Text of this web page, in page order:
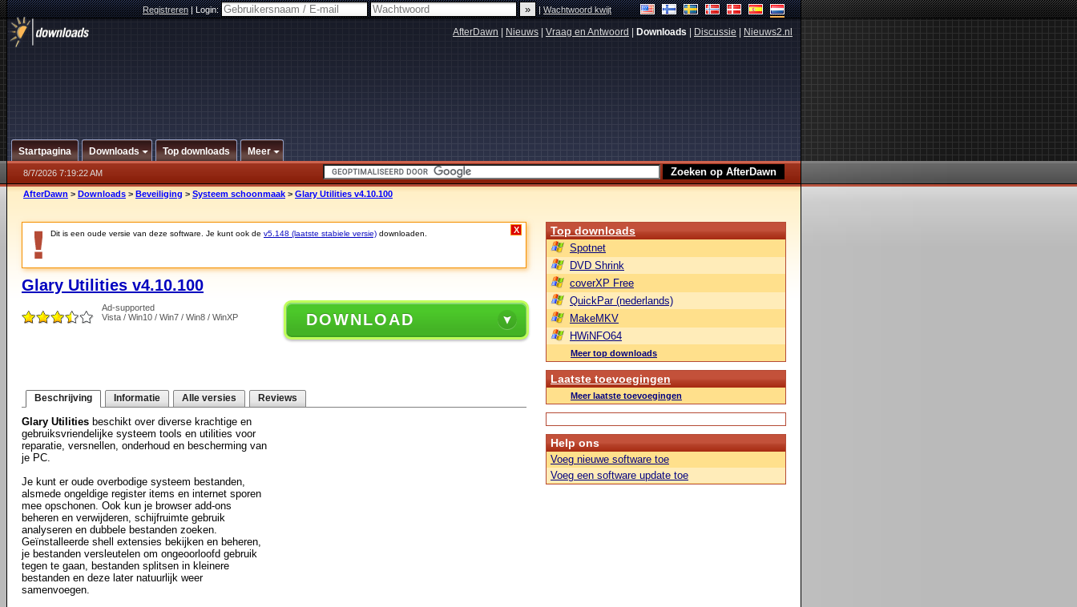
Registreren|Login: |Wachtwoord kwijt
AfterDawn Nieuws Vraag en Antwoord Downloads Discussie Nieuws2.nl
Startpagina Downloads Top downloads Meer
8/7/2026 7:19:22 AM
AfterDawn > Downloads > Beveiliging > Systeem schoonmaak > Glary Utilities v4.10.100
Dit is een oude versie van deze software. Je kunt ook de v5.148 (laatste stabiele versie) downloaden. X
Glary Utilities v4.10.100
Ad-supported
Vista / Win10 / Win7 / Win8 / WinXP
DOWNLOAD
Beschrijving Informatie Alle versies Reviews
Glary Utilities beschikt over diverse krachtige en
gebruiksvriendelijke systeem tools en utilities voor
reparatie, versnellen, onderhoud en bescherming van
je PC.
Je kunt er oude overbodige systeem bestanden,
alsmede ongeldige register items en internet sporen
mee opschonen. Ook kun je browser add-ons
beheren en verwijderen, schijfruimte gebruik
analyseren en dubbele bestanden zoeken.
Geïnstalleerde shell extensies bekijken en beheren,
je bestanden versleutelen om ongeoorloofd gebruik
tegen te gaan, bestanden splitsen in kleinere
bestanden en deze later natuurlijk weer
samenvoegen.
Top downloads
Spotnet
DVD Shrink
coverXP Free
QuickPar (nederlands)
MakeMKV
HWiNFO64
Meer top downloads
Laatste toevoegingen
Meer laatste toevoegingen
Help ons
Voeg nieuwe software toe
Voeg een software update toe